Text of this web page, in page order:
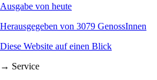
Ausgabe von heute
Herausgegeben von 3079 GenossInnen
Diese Website auf einen Blick
→ Service